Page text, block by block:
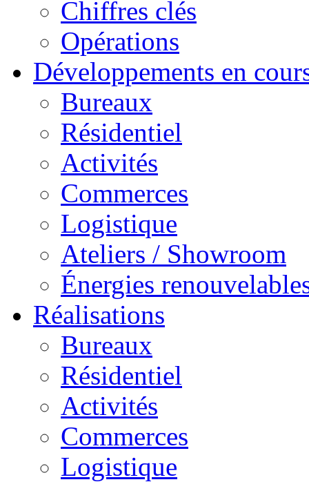
Chiffres clés
Opérations
Développements en
Bureaux
Résidentiel
Activités
Commerces
Logistique
Ateliers / Showroom
Énergies
Réalisations
Bureaux
Résidentiel
Activités
Commerces
Logistique